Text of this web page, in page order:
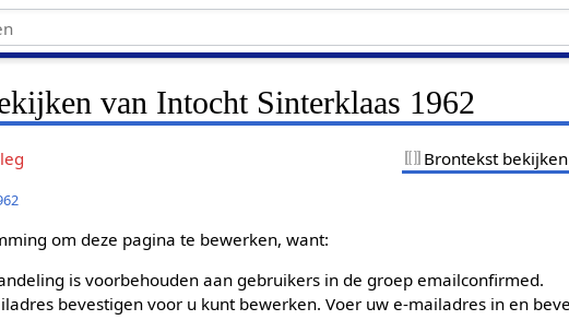
van Intocht Sinterklaas 1962
Brontekst bekijken
om deze pagina te bewerken, want:
is voorbehouden aan gebruikers in de groep emailconfirmed.
bevestigen voor u kunt bewerken. Voer uw e-mailadres in en